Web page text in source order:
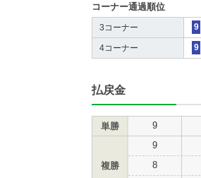
コーナー通過順位
3コーナー 9
4コーナー 9
払戻金
単勝 9
複勝
9
8